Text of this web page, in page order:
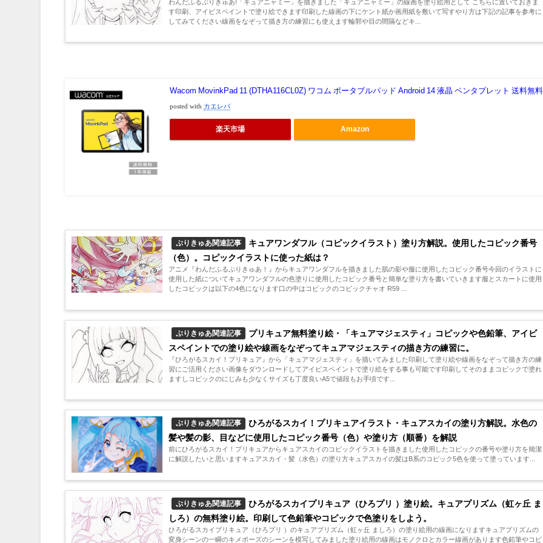
わんだふるぷりきゅあ!「キュアニャミー」を描きました「キュアニャミー」の線画を塗り絵用として こちらに置いておきま
す印刷、アイビスペイントで塗り絵できます印刷した線画の下にケント紙か画用紙を敷いて写すやり方は下記の記事を参考に
してみてください線画をなぞって描き方の練習にも使えます輪郭や目の間隔などキ...
Wacom MovinkPad 11 (DTHA116CL0Z) ワコム ポータブルパッド Android 14 液晶 ペンタブレット 送料無料
posted with カエレバ
楽天市場 Amazon
ぷりきゅあ関連記事
キュアワンダフル（コピックイラスト）塗り方解説。使用したコピック番号
（色）。コピックイラストに使った紙は？
アニメ『わんだふるぷりきゅあ！』からキュアワンダフルを描きました肌の影や服に使用したコピック番号今回のイラストに
使用した紙についてキュアワンダフルの色塗りに使用したコピック番号と簡単な塗り方を書いていきます服とスカートに使用
したコピックは以下の4色になります口の中はコピックのコピックチャオ R59 ...
ぷりきゅあ関連記事
プリキュア無料塗り絵・「キュアマジェスティ」コピックや色鉛筆、アイビ
スペイントでの塗り絵や線画をなぞってキュアマジェスティの描き方の練習に。
『ひろがるスカイ！プリキュア』から「キュアマジェスティ」を描いてみました印刷して塗り絵や線画をなぞって描き方の練
習にご活用ください画像をダウンロードしてアイビスペイントで塗り絵をする事も可能です印刷してそのままコピックで塗れ
ますしコピックのにじみも少なくサイズも丁度良いA5で値段もお手頃です...
ぷりきゅあ関連記事
ひろがるスカイ！プリキュアイラスト・キュアスカイの塗り方解説。水色の
髪や髪の影、目などに使用したコピック番号（色）や塗り方（順番）を解説
前にひろがるスカイ！プリキュアからキュアスカイのコピックイラストを描きました使用したコピックの番号や塗り方を簡潔
に解説したいと思いますキュアスカイ・髪（水色）の塗り方キュアスカイの髪はB系のコピック5色を使って塗っています...
ぷりきゅあ関連記事
ひろがるスカイプリキュア（ひろプリ ）塗り絵。キュアプリズム（虹ヶ丘 ま
しろ）の無料塗り絵。印刷して色鉛筆やコピックで色塗りをしよう。
ひろがるスカイプリキュア（ひろプリ ）のキュアプリズム（虹ヶ丘 ましろ）の塗り絵用の線画になりますキュアプリズムの
変身シーンの一瞬のキメポーズのシーンを模写してみました塗り絵用の線画はモノクロとカラー線画があります色鉛筆やコピ